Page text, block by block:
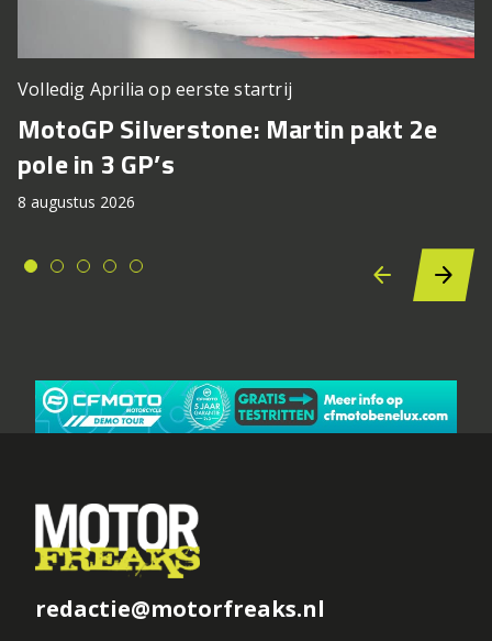
Volledig Aprilia op eerste startrij
MotoGP Silverstone: Martin pakt 2e
pole in 3 GP’s
8 augustus 2026
redactie@motorfreaks.nl